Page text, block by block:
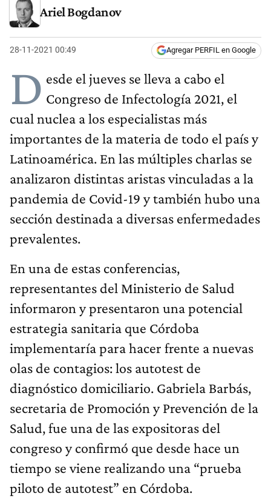
Ariel Bogdanov
28-11-2021 00:49 Agregar PERFIL en Google
D esde el jueves se lleva a cabo el
Congreso de Infectología 2021, el
cual nuclea a los especialistas más
importantes de la materia de todo el país y
Latinoamérica. En las múltiples charlas se
analizaron distintas aristas vinculadas a la
pandemia de Covid-19 y también hubo una
sección destinada a diversas enfermedades
prevalentes.
En una de estas conferencias,
representantes del Ministerio de Salud
informaron y presentaron una potencial
estrategia sanitaria que Córdoba
implementaría para hacer frente a nuevas
olas de contagios: los autotest de
diagnóstico domiciliario. Gabriela Barbás,
secretaria de Promoción y Prevención de la
Salud, fue una de las expositoras del
congreso y confirmó que desde hace un
tiempo se viene realizando una “prueba
piloto de autotest” en Córdoba.